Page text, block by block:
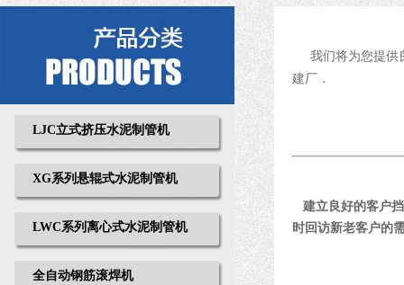
LJC立式挤压水泥制管机
XG系列悬辊式水泥制管机
LWC系列离心式水泥制管机
全自动钢筋滚焊机
我们将为您提供
建厂．
建立良好的客户
时回访新老客户的